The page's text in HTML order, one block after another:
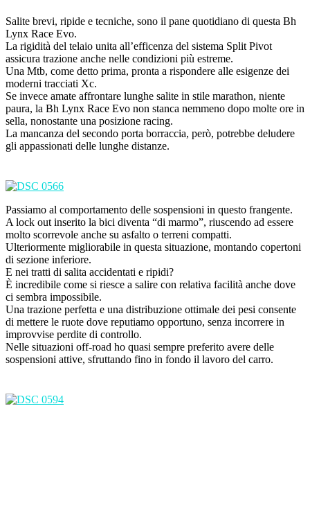
Salite brevi, ripide e tecniche, sono il pane quotidiano di questa Bh
Lynx Race Evo.
La rigidità del telaio unita all’efficenza del sistema Split Pivot
assicura trazione anche nelle condizioni più estreme.
Una Mtb, come detto prima, pronta a rispondere alle esigenze dei
moderni tracciati Xc.
Se invece amate affrontare lunghe salite in stile marathon, niente
paura, la Bh Lynx Race Evo non stanca nemmeno dopo molte ore in
sella, nonostante una posizione racing.
La mancanza del secondo porta borraccia, però, potrebbe deludere
gli appassionati delle lunghe distanze.
Passiamo al comportamento delle sospensioni in questo frangente.
A lock out inserito la bici diventa “di marmo”, riuscendo ad essere
molto scorrevole anche su asfalto o terreni compatti.
Ulteriormente migliorabile in questa situazione, montando copertoni
di sezione inferiore.
E nei tratti di salita accidentati e ripidi?
È incredibile come si riesce a salire con relativa facilità anche dove
ci sembra impossibile.
Una trazione perfetta e una distribuzione ottimale dei pesi consente
di mettere le ruote dove reputiamo opportuno, senza incorrere in
improvvise perdite di controllo.
Nelle situazioni off-road ho quasi sempre preferito avere delle
sospensioni attive, sfruttando fino in fondo il lavoro del carro.